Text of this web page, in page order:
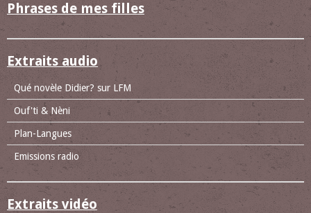
Phrases de mes filles
Extraits audio
Qué novèle Didier? sur LFM
Ouf'ti & Nèni
Plan-Langues
Emissions radio
Extraits vidéo